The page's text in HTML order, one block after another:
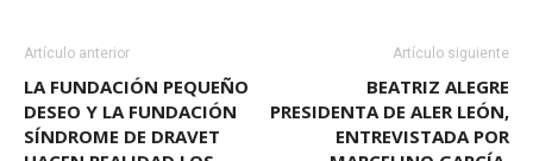
Artículo anterior
LA FUNDACIÓN PEQUEÑO
DESEO Y LA FUNDACIÓN
SÍNDROME DE DRAVET
Artículo siguiente
BEATRIZ ALEGRE
PRESIDENTA DE ALER LEÓN,
ENTREVISTADA POR